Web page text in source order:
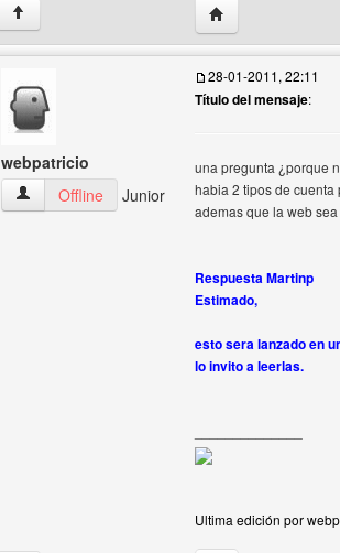
↑ Visitar sitio web
webpatricio
webpatricio Ver perfil del usuario
Offline Junior
28-01-2011, 22:11
Título del mensaje:
una pregunta ¿porque
habia 2 tipos de
ademas que la web
Respuesta Martinp
Estimado,
esto sera lanzado en
lo invito a leerlas.
Ultima edición por